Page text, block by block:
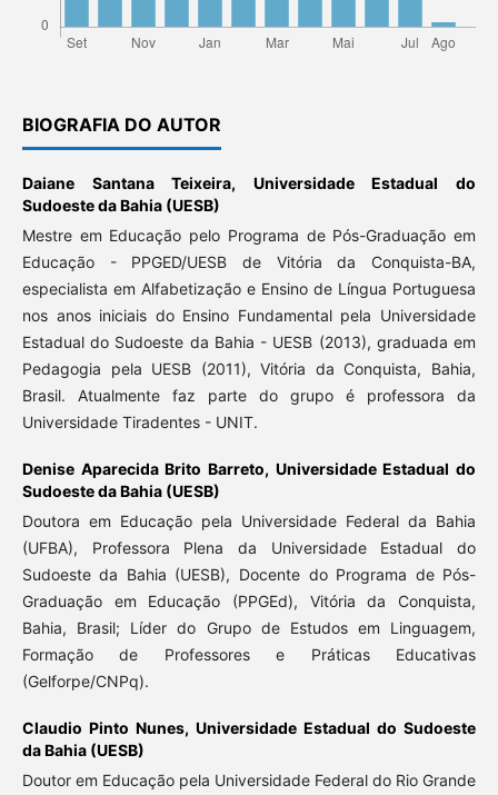
BIOGRAFIA DO AUTOR
Daiane Santana Teixeira, Universidade Estadual do
Sudoeste da Bahia (UESB)
Mestre em Educação pelo Programa de Pós-Graduação em
Educação - PPGED/UESB de Vitória da Conquista-BA,
especialista em Alfabetização e Ensino de Língua Portuguesa
nos anos iniciais do Ensino Fundamental pela Universidade
Estadual do Sudoeste da Bahia - UESB (2013), graduada em
Pedagogia pela UESB (2011), Vitória da Conquista, Bahia,
Brasil. Atualmente faz parte do grupo é professora da
Universidade Tiradentes - UNIT.
Denise Aparecida Brito Barreto, Universidade Estadual do
Sudoeste da Bahia (UESB)
Doutora em Educação pela Universidade Federal da Bahia
(UFBA), Professora Plena da Universidade Estadual do
Sudoeste da Bahia (UESB), Docente do Programa de Pós-
Graduação em Educação (PPGEd), Vitória da Conquista,
Bahia, Brasil; Líder do Grupo de Estudos em Linguagem,
Formação de Professores e Práticas Educativas
(Gelforpe/CNPq).
Claudio Pinto Nunes, Universidade Estadual do Sudoeste
da Bahia (UESB)
Doutor em Educação pela Universidade Federal do Rio Grande